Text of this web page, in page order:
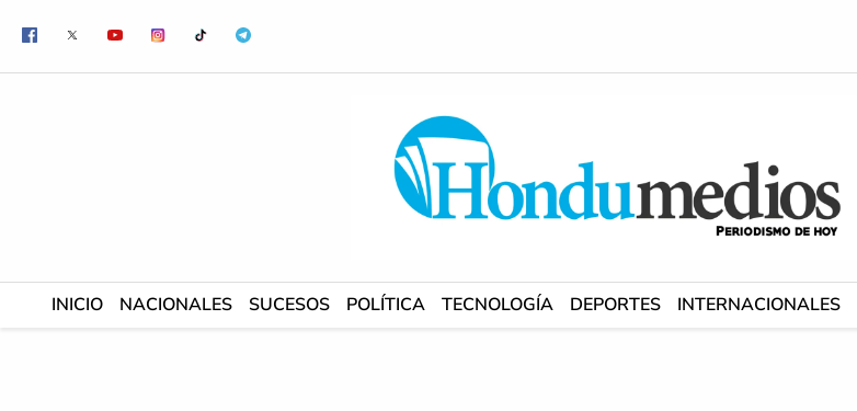
contenido
INICIO NACIONALES SUCESOS POLÍTICA TECNOLOGÍA DEPORTES INTERNACIONALES